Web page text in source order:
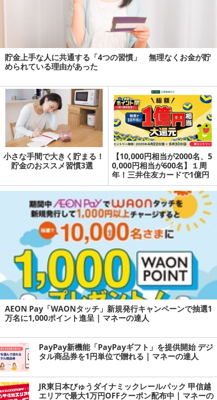
貯金上手な人に共通する「4つの習慣」 無理なくお金が貯
められている理由があった
小さな手間で大きく貯まる！
貯金のおススメ習慣3選
【10,000円相当が2000名、5
0,000円相当が600名】１周
年！三井住友カードで1億円
相当の大還元、ランク制度開
始、タッチ決済でもお得に |
マネーの達人
AEON Pay「WAONタッチ」新規発行キャンペーンで抽選1
万名に1,000ポイント進呈 | マネーの達人
PayPay新機能「PayPayギフト」を提供開始 デジ
タル商品券を1円単位で贈れる | マネーの達人
JR東日本びゅうダイナミックレールパック 甲信越
エリアで最大1万円OFFクーポン配布中 | マネーの